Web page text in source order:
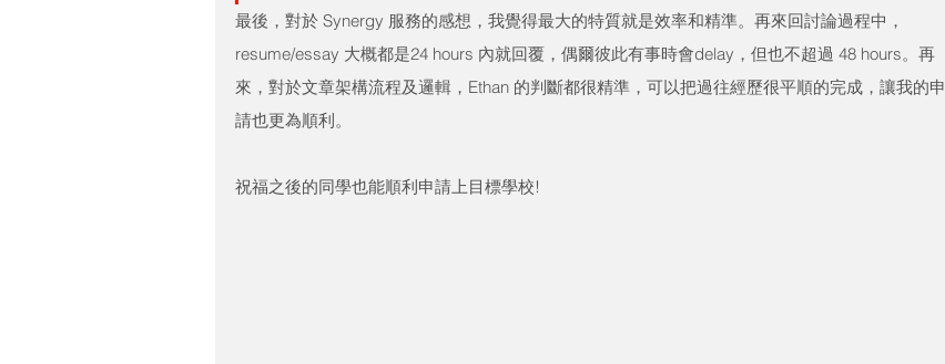
最後，對於 Synergy 服務的感想，我覺得最大的特質就是效率和精準。再來回討論過程中，
resume/essay 大概都是24 hours 內就回覆，偶爾彼此有事時會delay，但也不超過 48 hours。再
來，對於文章架構流程及邏輯，Ethan 的判斷都很精準，可以把過往經歷很平順的完成，讓我的申
請也更為順利。
祝福之後的同學也能順利申請上目標學校!